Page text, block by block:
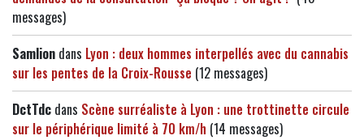
messages)
Samlion dans Lyon : deux hommes interpellés avec du cannabis
sur les pentes de la Croix-Rousse (12 messages)
DctTdc dans Scène surréaliste à Lyon : une trottinette circule
sur le périphérique limité à 70 km/h (14 messages)